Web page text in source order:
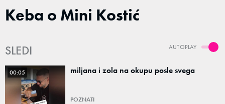
Keba o Mini Kostić
AUTOPLAY
SLEDI
00:05 miljana i zola na okupu posle svega
POZNATI